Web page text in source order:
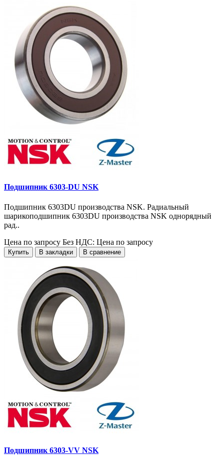
Подшипник 6303-DU NSK
Подшипник 6303DU производства NSK. Радиальный
шарикоподшипник 6303DU производства NSK однорядный
рад..
Цена по запросу Без НДС: Цена по запросу
Купить В закладки В сравнение
Подшипник 6303-VV NSK